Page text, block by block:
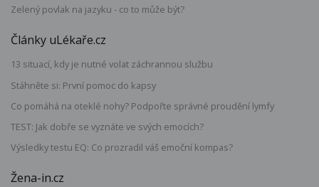
Zelený povlak na jazyku - co to může být?
Články uLékaře.cz
13 situací, kdy je nutné volat záchrannou službu
Stáhněte si: První pomoc do kapsy
Co pomáhá na oteklé nohy? Podpořte správné proudění lymfy
TEST: Jak dobře se vyznáte ve svých emocích?
Výsledky testu EQ: Co prozradil váš emoční kompas?
Žena-in.cz